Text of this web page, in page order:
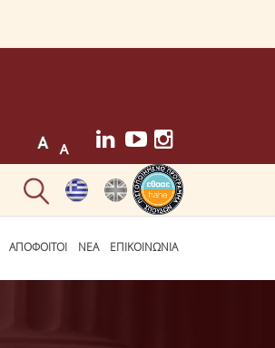
ΑΠΟΦΟΙΤΟΙ ΝΕΑ ΕΠΙΚΟΙΝΩΝΙΑ